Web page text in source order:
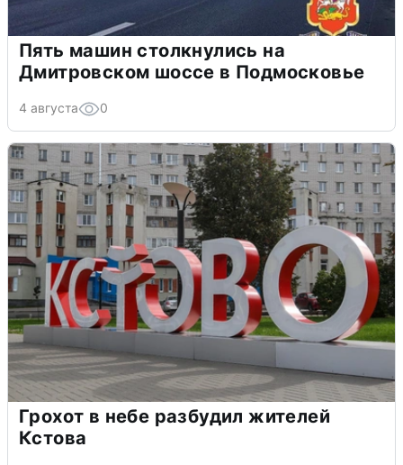
Пять машин столкнулись на
Дмитровском шоссе в Подмосковье
4 августа 0
Грохот в небе разбудил жителей
Кстова